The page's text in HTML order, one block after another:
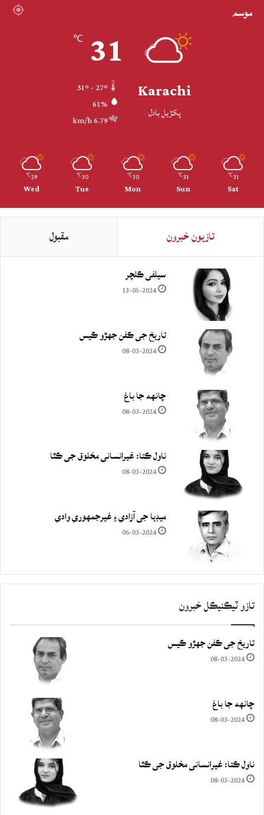
موسم
Karachi
پکڙيل بادل
31
℃
61%
6.79 km/h
31
℃
Sat
31
℃
Sun
30
℃
Mon
30
℃
Tue
29
℃
Wed
تازيون خبرون مقبول
سيلفي ڪلچر
13-05-2024
تاريخ جي ڪفن جھڙو ڪيس
08-03-2024
چانهه جا باغ
08-03-2024
ناول ڪتا: غيرانساني مخلوق جي ڪٿا
08-03-2024
ميڊيا جي آزادي ۽ غيرجمھوري وادي
06-03-2024
تازو ٽيڪنيڪل خبرون
تاريخ جي ڪفن جھڙو ڪيس
08-03-2024
چانهه جا باغ
08-03-2024
ناول ڪتا: غيرانساني مخلوق جي ڪٿا
08-03-2024